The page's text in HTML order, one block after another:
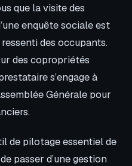
que la visite des
enquête sociale est
des occupants.
des copropriétés
s’engage à
Générale pour
de pilotage essentiel de
passer d’une gestion